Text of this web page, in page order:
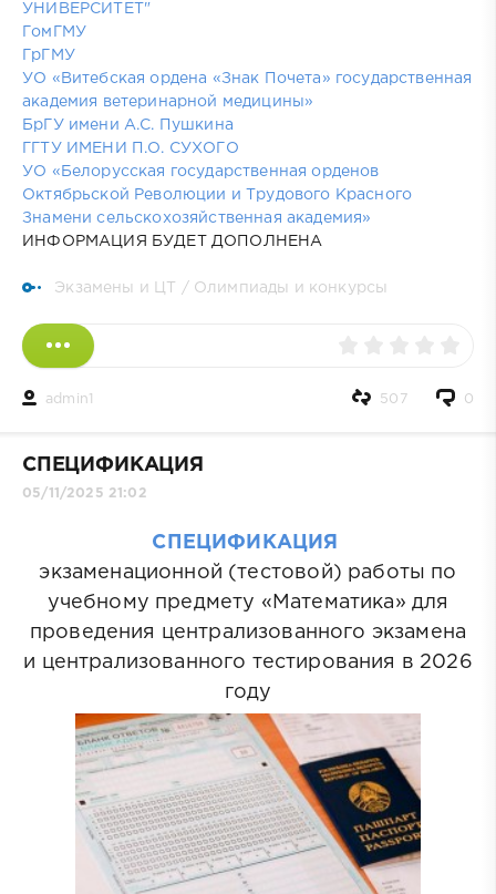
УНИВЕРСИТЕТ"
ГомГМУ
ГрГМУ
УО «Витебская ордена «Знак Почета» государственная
академия ветеринарной медицины»
БрГУ имени А.С. Пушкина
ГГТУ ИМЕНИ П.О. СУХОГО
УО «Белорусская государственная орденов
Октябрьской Революции и Трудового Красного
Знамени сельскохозяйственная академия»
ИНФОРМАЦИЯ БУДЕТ ДОПОЛНЕНА
Экзамены и ЦТ / Олимпиады и конкурсы
admin1 0
507
СПЕЦИФИКАЦИЯ
05/11/2025 21:02
СПЕЦИФИКАЦИЯ
экзаменационной (тестовой) работы по
учебному предмету «Математика» для
проведения централизованного экзамена
и централизованного тестирования в 2026
году